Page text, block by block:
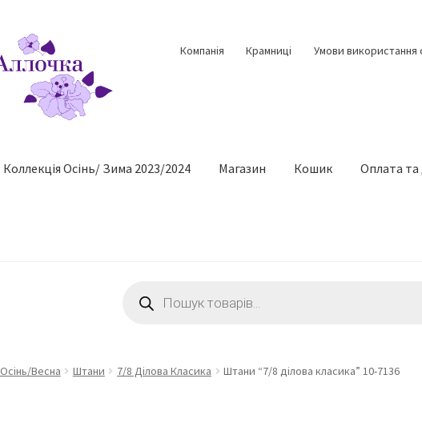
Компанія Крамниці Умови використання
Коллекцiя Осінь/ Зима 2023/2024 Магазин Кошик Оплата та
товарів
Осінь/Весна Штани 7/8 Ділова Класика Штани “7/8 ділова класика” 10-7136